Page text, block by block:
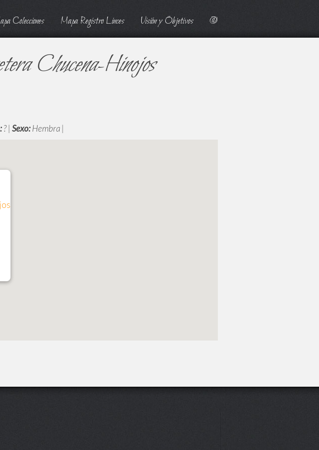
Colecciones Mapa Registro Linces Visión y Objetivos @
Chucena-Hinojos
? | Sexo:Hembra |